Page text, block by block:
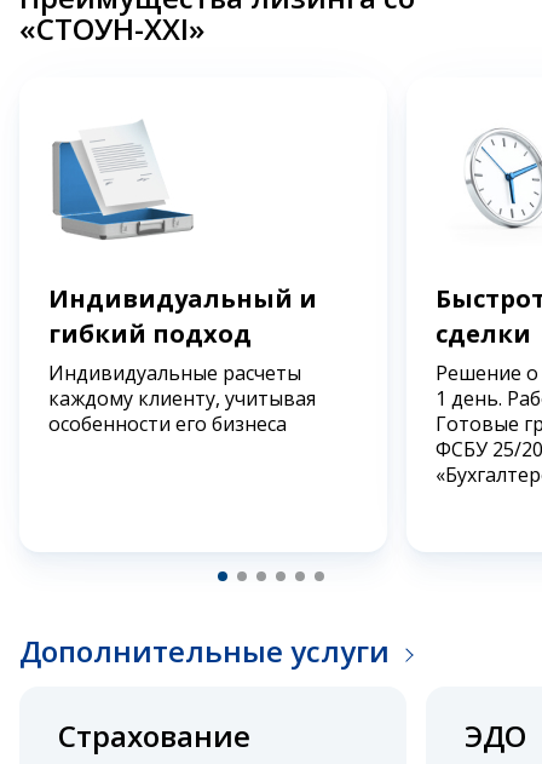
«СТОУН-XXI»
Индивидуальный и
гибкий подход
Индивидуальные расчеты
каждому клиенту, учитывая
особенности его бизнеса
сделки
Решение
1 день.
Готовые
ФСБУ 25/
Дополнительные услуги
Страхование ЭДО